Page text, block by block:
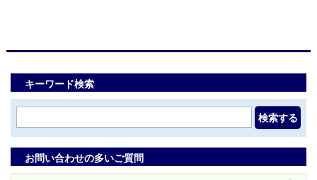
キーワード検索
検索する
お問い合わせの多いご質問